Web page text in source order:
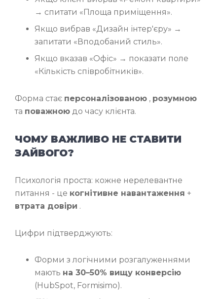
→ спитати «Площа приміщення».
Якщо вибрав «Дизайн інтер'єру» →
запитати «Вподобаний стиль».
Якщо вказав «Офіс» → показати поле
«Кількість співробітників».
Форма стає персоналізованою , розумною
та поважною до часу клієнта.
ЧОМУ ВАЖЛИВО НЕ СТАВИТИ
ЗАЙВОГО?
Психологія проста: кожне нерелевантне
питання - це когнітивне навантаження +
втрата довіри .
Цифри підтверджують:
Форми з логічними розгалуженнями
мають на 30–50% вищу конверсію
(HubSpot, Formisimo).